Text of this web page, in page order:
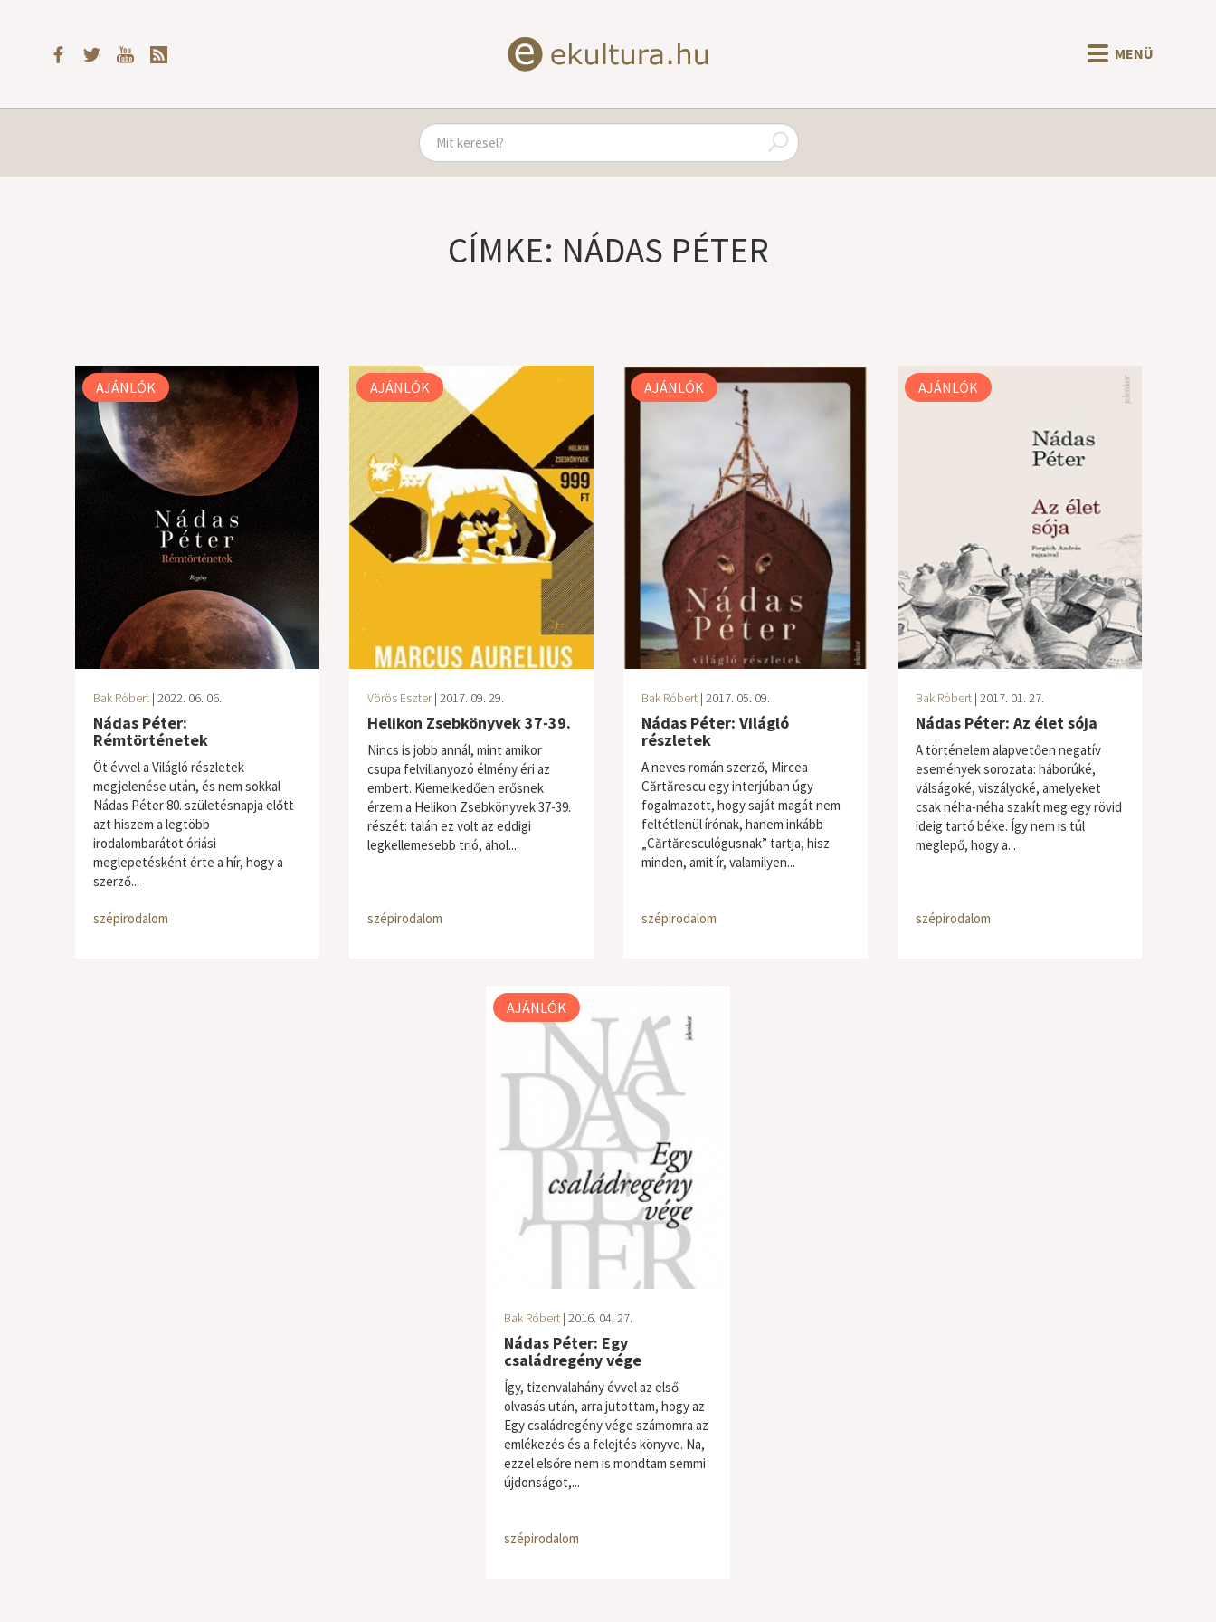
MENÜ
CÍMKE: NÁDAS PÉTER
AJÁNLÓK
Bak Róbert| 2022. 06. 06.
Nádas Péter:
Rémtörténetek
Öt évvel a Világló részletek
megjelenése után, és nem sokkal
Nádas Péter 80. születésnapja előtt
azt hiszem a legtöbb
irodalombarátot óriási
meglepetésként érte a hír, hogy a
szerző...
szépirodalom
AJÁNLÓK
Vörös Eszter| 2017. 09. 29.
Helikon Zsebkönyvek 37-39.
Nincs is jobb annál, mint amikor
csupa felvillanyozó élmény éri az
embert. Kiemelkedően erősnek
érzem a Helikon Zsebkönyvek 37-39.
részét: talán ez volt az eddigi
legkellemesebb trió, ahol...
szépirodalom
AJÁNLÓK
Bak Róbert| 2017. 05. 09.
Nádas Péter: Világló
részletek
A neves román szerző, Mircea
Cărtărescu egy interjúban úgy
fogalmazott, hogy saját magát nem
feltétlenül írónak, hanem inkább
„Cărtăresculógusnak” tartja, hisz
minden, amit ír, valamilyen...
szépirodalom
AJÁNLÓK
Bak Róbert| 2017. 01. 27.
Nádas Péter: Az élet sója
A történelem alapvetően negatív
események sorozata: háborúké,
válságoké, viszályoké, amelyeket
csak néha-néha szakít meg egy rövid
ideig tartó béke. Így nem is túl
meglepő, hogy a...
szépirodalom
AJÁNLÓK
Bak Róbert | 2016. 04. 27.
Nádas Péter: Egy
családregény vége
Így, tizenvalahány évvel az első
olvasás után, arra jutottam, hogy az
Egy családregény vége számomra az
emlékezés és a felejtés könyve. Na,
ezzel elsőre nem is mondtam semmi
újdonságot,...
szépirodalom